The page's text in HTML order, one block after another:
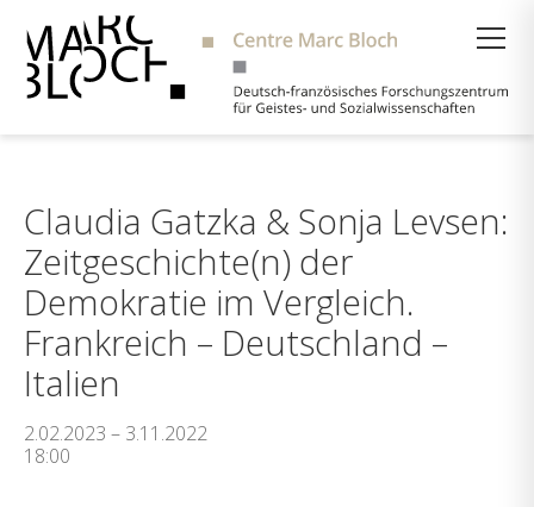
Claudia Gatzka & Sonja Levsen:
Zeitgeschichte(n) der
Demokratie im Vergleich.
Frankreich – Deutschland –
Italien
2.02.2023 – 3.11.2022
18:00